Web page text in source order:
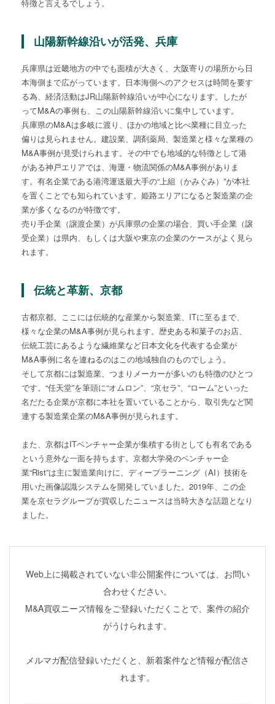
特徴と言えるでしょう。
山陽新幹線沿いが活発、兵庫
兵庫県は近畿地方の中でも面積が大きく、大阪寄りの場所から日
本海側まで広がっています。日本海側へのアクセスは時間を要す
る為、経済活動はJR山陽新幹線沿いが中心になります。したが
ってM&Aの事例も、この山陽新幹線沿いに集中しています。
兵庫県のM&Aは多岐に渡り、ほかの地域と比べ業種に目立った
偏りは見られません。建設業、調剤薬局、製造業と様々な業種の
M&A事例が見受けられます。その中でも地域的な特徴として港
がある神戸エリアでは、海運・物流関係のM&A事例がありま
す。有名企業である港湾運送最大手の“上組（かみぐみ）”が本社
を置くことでも知られています。姫路エリアになると製造業の企
業が多くなるのが特徴です。
売り手企業（譲渡企業）が兵庫県の企業の場合、買い手企業（譲
受企業）は県内、もしくは大阪や東京の企業のケースがよく見ら
れます。
伝統と革新、京都
古都京都。ここには伝統的な産業から製造業、ITに至るまで、
様々な企業のM&A事例が見られます。歴史ある和菓子のお店、
伝統工芸にあるような繊維業など日本文化を代表する企業が
M&A事例に名を連ねるのはこの地域独自のものでしょう。
そして京都には製造業、つまりメーカーが多いのも特徴のひとつ
です。“任天堂”を筆頭に“オムロン”、“京セラ”、“ローム”といった
名だたる企業が京都に本社を置いていることから、取引先など関
連する製造業企業のM&A事例が見られます。
また、京都はITベンチャー企業が集積する街としても有名である
という意外な一面を持ちます。京都大学発のベンチャー企
業“Rist”は主に製造業向けに、ディープラーニング（AI）技術を
用いた画像認識システムを開発していました。2019年、この企
業を京セラグループが買収したニュースは当時大きな話題となり
ました。
Web上に掲載されていない非公開案件については、お問い
合わせください。
M&A買収ニーズ情報をご登録いただくことで、案件の紹介
がうけられます。
メルマガ配信登録いただくと、新着案件など情報が配信さ
れます。